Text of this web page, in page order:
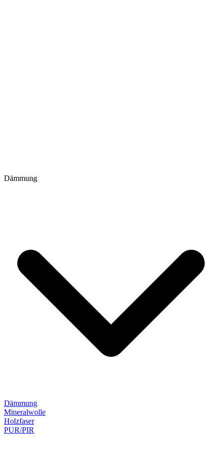
Dämmung
Dämmung
Mineralwolle
Holzfaser
PUR/PIR